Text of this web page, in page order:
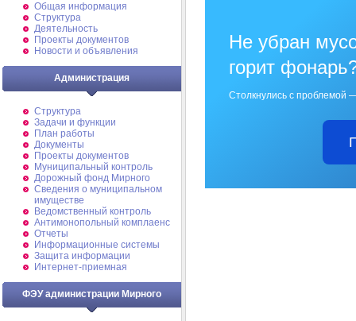
Общая информация
Структура
Деятельность
Проекты документов
Новости и объявления
Администрация
Структура
Задачи и функции
План работы
Документы
Проекты документов
Муниципальный контроль
Дорожный фонд Мирного
Cведения о муниципальном
имуществе
Ведомственный контроль
Антимонопольный комплаенс
Отчеты
Информационные системы
Защита информации
Интернет-приемная
ФЭУ администрации Мирного
Не убран
горит
Столкнулись с проблемой